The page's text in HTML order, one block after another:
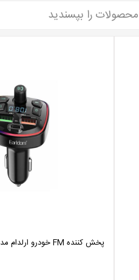
را بپسندید
پخش کننده FM خودرو ارلدام مدل Et-M71